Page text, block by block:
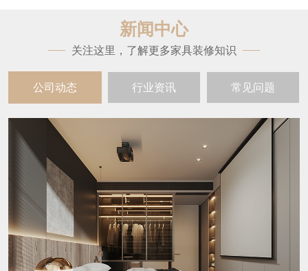
新闻中心
关注这里，了解更多家具装修知识
公司动态 行业资讯 常见问题